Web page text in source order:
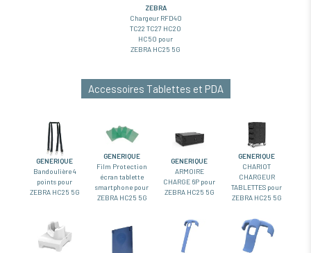
ZEBRA
Chargeur RFD40
TC22 TC27 HC20
HC50 pour
ZEBRA HC25 5G
Accessoires Tablettes et PDA
GENERIQUE
Bandoulière 4
points pour
ZEBRA HC25 5G
GENERIQUE
Film Protection
écran tablette
smartphone pour
ZEBRA HC25 5G
GENERIQUE
ARMOIRE
CHARGE 6P pour
ZEBRA HC25 5G
GENERIQUE
CHARIOT
CHARGEUR
TABLETTES pour
ZEBRA HC25 5G